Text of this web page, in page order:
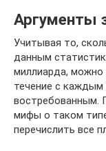
Аргументы
Учитывая то,
данным
миллиарда,
течение с каждым
востребованным.
мифы о таком
перечислить все